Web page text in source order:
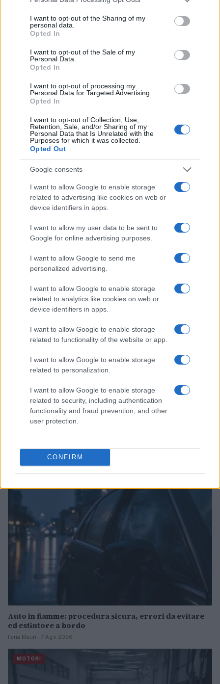
not limited to your visit or usage behaviour. You may click to
grant or deny consent to Google and its third-party tags to
use your data for below specified purposes in below Google
consent section.
I want to opt-out of the Sharing of my
personal data.
Opted In
I want to opt-out of the Sale of my
Personal Data.
Opted In
I want to opt-out of processing my
Personal Data for Targeted Advertising.
Opted In
I want to opt-out of Collection, Use,
Retention, Sale, and/or Sharing of my
Personal Data that Is Unrelated with the
Purposes for which it was collected.
Opted Out
Google consents
I want to allow Google to enable storage
related to advertising like cookies on web or
device identifiers in apps.
I want to allow my user data to be sent to
Google for online advertising purposes.
I want to allow Google to send me
personalized advertising.
I want to allow Google to enable storage
related to analytics like cookies on web or
device identifiers in apps.
I want to allow Google to enable storage
related to functionality of the website or app.
I want to allow Google to enable storage
related to personalization.
I want to allow Google to enable storage
related to security, including authentication
functionality and fraud prevention, and other
user protection.
CONFIRM
partita come prova della svolta.
Continua a leggere
MOTORI
vendute in Italia
Francesca Lombardi · 8 Ago 2026
Auto in fiamme: procedura sicura, errori da evitare
ed estintore a bordo
Ilaria Mauri · 7 Ago 2026
MOTORI